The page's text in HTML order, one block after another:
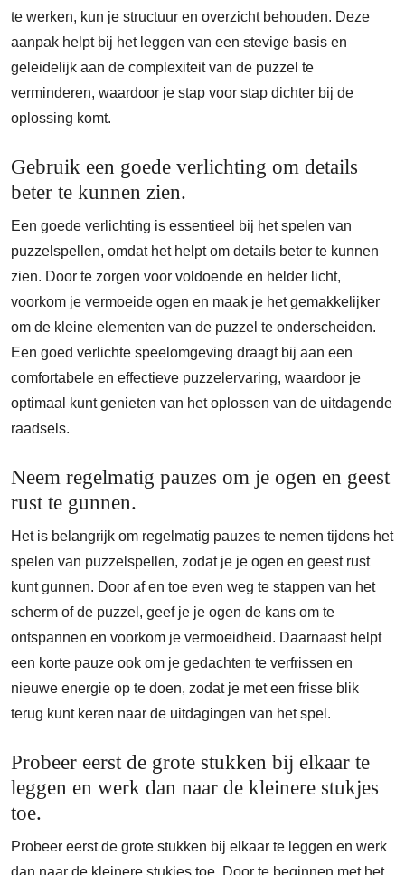
te werken, kun je structuur en overzicht behouden. Deze
aanpak helpt bij het leggen van een stevige basis en
geleidelijk aan de complexiteit van de puzzel te
verminderen, waardoor je stap voor stap dichter bij de
oplossing komt.
Gebruik een goede verlichting om details
beter te kunnen zien.
Een goede verlichting is essentieel bij het spelen van
puzzelspellen, omdat het helpt om details beter te kunnen
zien. Door te zorgen voor voldoende en helder licht,
voorkom je vermoeide ogen en maak je het gemakkelijker
om de kleine elementen van de puzzel te onderscheiden.
Een goed verlichte speelomgeving draagt bij aan een
comfortabele en effectieve puzzelervaring, waardoor je
optimaal kunt genieten van het oplossen van de uitdagende
raadsels.
Neem regelmatig pauzes om je ogen en geest
rust te gunnen.
Het is belangrijk om regelmatig pauzes te nemen tijdens het
spelen van puzzelspellen, zodat je je ogen en geest rust
kunt gunnen. Door af en toe even weg te stappen van het
scherm of de puzzel, geef je je ogen de kans om te
ontspannen en voorkom je vermoeidheid. Daarnaast helpt
een korte pauze ook om je gedachten te verfrissen en
nieuwe energie op te doen, zodat je met een frisse blik
terug kunt keren naar de uitdagingen van het spel.
Probeer eerst de grote stukken bij elkaar te
leggen en werk dan naar de kleinere stukjes
toe.
Probeer eerst de grote stukken bij elkaar te leggen en werk
dan naar de kleinere stukjes toe. Door te beginnen met het